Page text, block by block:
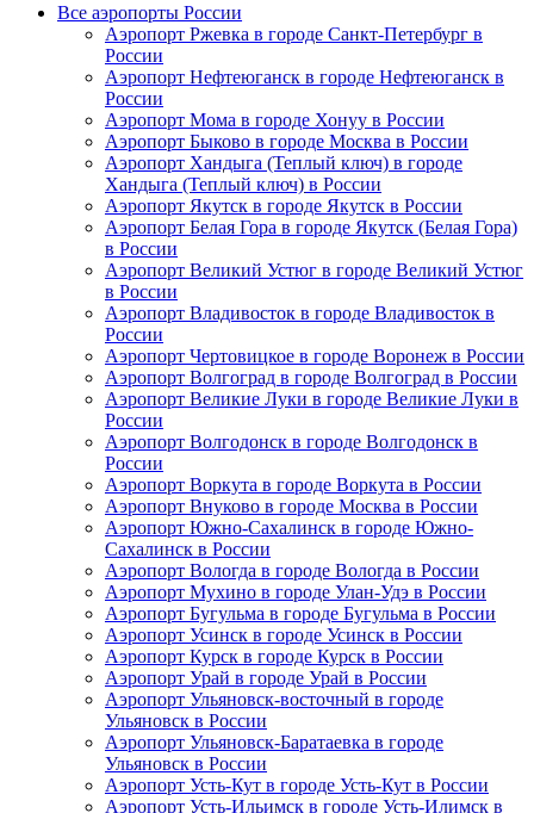
Все аэропорты России
Аэропорт Ржевка в городе Санкт-Петербург в
России
Аэропорт Нефтеюганск в городе Нефтеюганск в
России
Аэропорт Мома в городе Хонуу в России
Аэропорт Быково в городе Москва в России
Аэропорт Хандыга (Теплый ключ) в городе
Хандыга (Теплый ключ) в России
Аэропорт Якутск в городе Якутск в России
Аэропорт Белая Гора в городе Якутск (Белая Гора)
в России
Аэропорт Великий Устюг в городе Великий Устюг
в России
Аэропорт Владивосток в городе Владивосток в
России
Аэропорт Чертовицкое в городе Воронеж в России
Аэропорт Волгоград в городе Волгоград в России
Аэропорт Великие Луки в городе Великие Луки в
России
Аэропорт Волгодонск в городе Волгодонск в
России
Аэропорт Воркута в городе Воркута в России
Аэропорт Внуково в городе Москва в России
Аэропорт Южно-Сахалинск в городе Южно-
Сахалинск в России
Аэропорт Вологда в городе Вологда в России
Аэропорт Мухино в городе Улан-Удэ в России
Аэропорт Бугульма в городе Бугульма в России
Аэропорт Усинск в городе Усинск в России
Аэропорт Курск в городе Курск в России
Аэропорт Урай в городе Урай в России
Аэропорт Ульяновск-восточный в городе
Ульяновск в России
Аэропорт Ульяновск-Баратаевка в городе
Ульяновск в России
Аэропорт Усть-Кут в городе Усть-Кут в России
Аэропорт Усть-Ильимск в городе Усть-Илимск в